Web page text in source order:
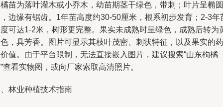
苗为落叶灌木或小乔木，幼苗期茎干绿色，带刺；叶片呈椭圆
边缘有锯齿。1年苗高度约30-50厘米，根系初步发育；2-3年
可达1-2米，树形更完整。果实未成熟时呈绿色，成熟后转为
，具芳香。图片可显示其枝叶茂密、刺状特征，以及果实的药
值。由于平台限制，无法直接嵌入图片，建议搜索“山东枸橘
查看实物图，或向厂家索取高清照片。
林业种植技术指南